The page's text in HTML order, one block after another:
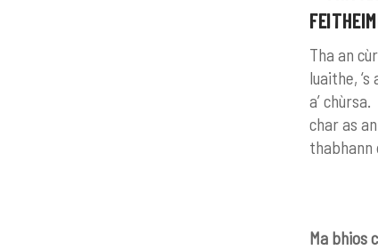
Tha an
luaithe,
a’
char as
thabhann
Ma bhios